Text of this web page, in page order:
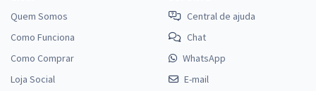
Quem Somos
Como Funciona
Como Comprar
Loja Social
Central de ajuda
Chat
WhatsApp
E-mail